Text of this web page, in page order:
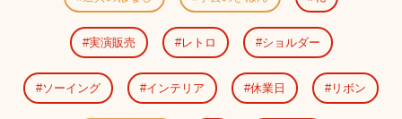
実演販売 レトロ ショルダー
ソーイング インテリア 休業日 リボン